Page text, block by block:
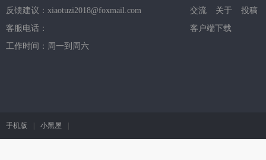
反馈建议：xiaotuzi2018@foxmail.com
客服电话：
工作时间：周一到周六
交流 关于
投稿
客户端下载
手机版 小黑屋